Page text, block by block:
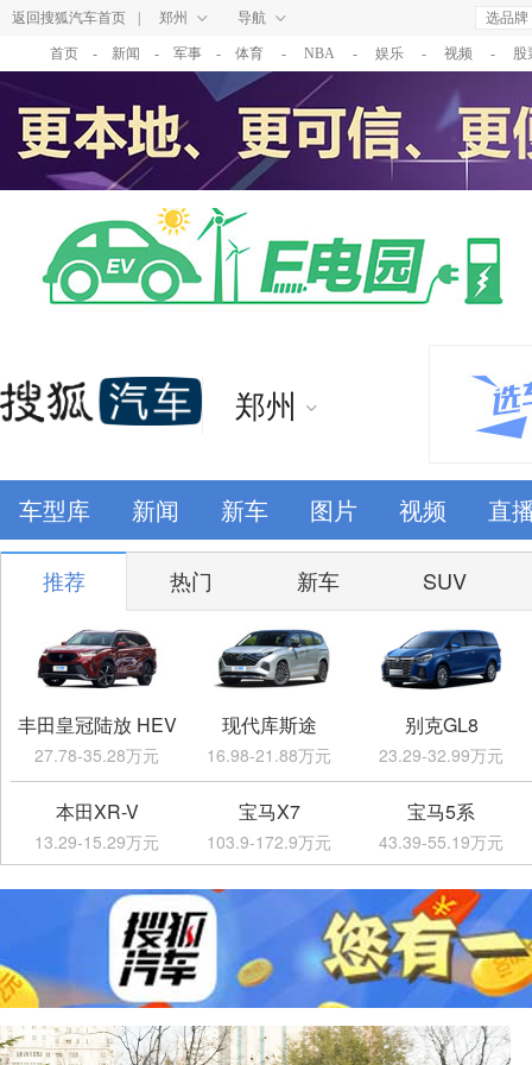
返回搜狐汽车首页 郑州 导航 选品牌
首页 - 新闻 - 军事 - 体育 - NBA - 娱乐 - 视频 - 股
郑州
车型库 新闻 新车 图片 视频 直
推荐 热门 新车 SUV
丰田皇冠陆放 HEV
27.78-35.28万元
现代库斯途
16.98-21.88万元
别克GL8
23.29-32.99万元
本田XR-V
13.29-15.29万元
宝马X7
103.9-172.9万元
宝马5系
43.39-55.19万元